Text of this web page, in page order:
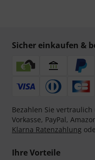
Sicher einkaufen &
Bezahlen Sie
Vorkasse, PayPal,
Klarna Ratenzahlung
Ihre Vorteile